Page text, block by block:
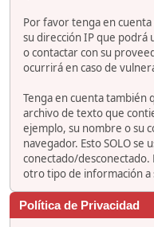
Por favor tenga en cuenta
su dirección IP que podrá
o contactar con su
ocurrirá en caso de
Tenga en cuenta también
archivo de texto que
ejemplo, su nombre o su
navegador. Esto SOLO se
conectado/
otro tipo de información a
Política de Privacidad